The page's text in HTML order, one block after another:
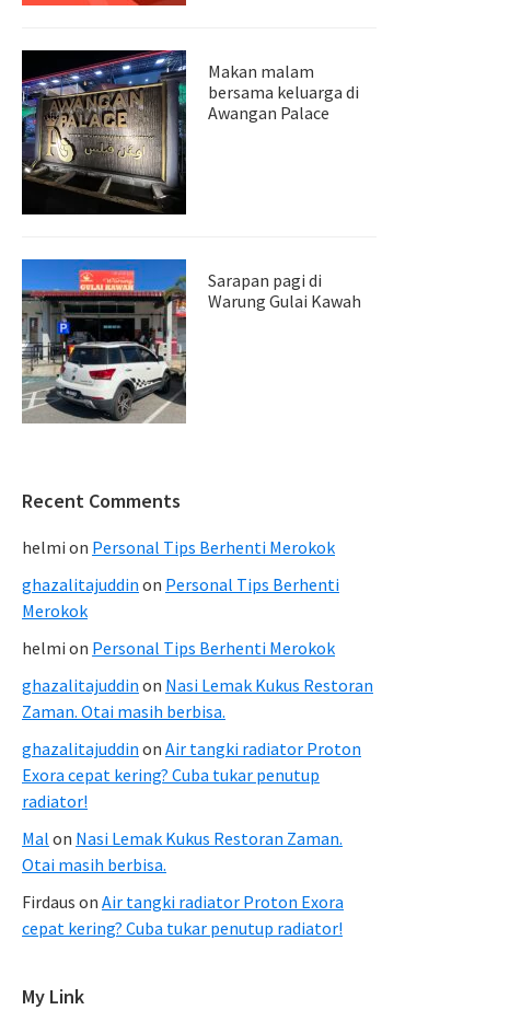
Makan malam
bersama keluarga di
Awangan Palace
Sarapan pagi di
Warung Gulai Kawah
Recent Comments
helmi on Personal Tips Berhenti Merokok
ghazalitajuddin on Personal Tips Berhenti
Merokok
helmi on Personal Tips Berhenti Merokok
ghazalitajuddin on Nasi Lemak Kukus Restoran
Zaman. Otai masih berbisa.
ghazalitajuddin on Air tangki radiator Proton
Exora cepat kering? Cuba tukar penutup
radiator!
Mal on Nasi Lemak Kukus Restoran Zaman.
Otai masih berbisa.
Firdaus on Air tangki radiator Proton Exora
cepat kering? Cuba tukar penutup radiator!
My Link